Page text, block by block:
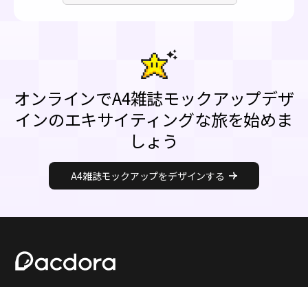
オンラインでA4雑誌モックアップデザ
インのエキサイティングな旅を始めま
しょう
A4雑誌モックアップをデザインする